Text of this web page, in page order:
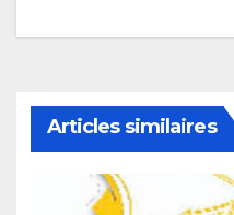
Articles similaires